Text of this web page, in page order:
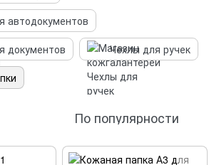
автодокументов
документов
Чехлы для ручек
По популярности